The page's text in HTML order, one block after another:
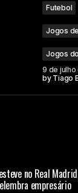
Futebol
Jogos
Jogos
9 de
by Tiago
no Real
empresário